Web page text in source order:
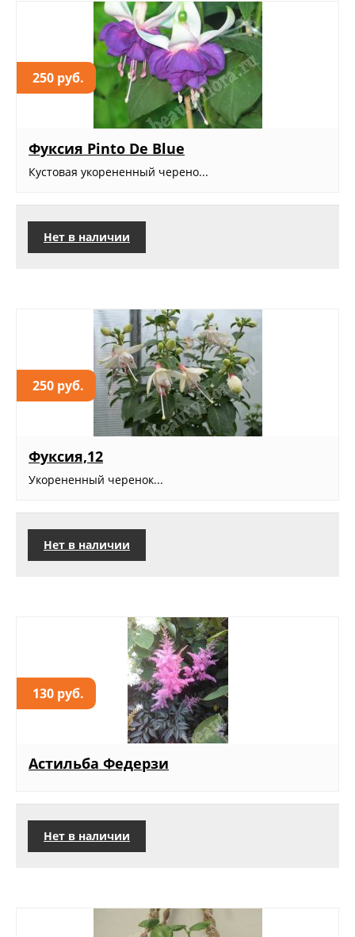
250 руб.
Фуксия Pinto De Blue
Кустовая укорененный черено...
Нет в наличии
250 руб.
Фуксия,12
Укорененный черенок...
Нет в наличии
130 руб.
Астильба Федерзи
Нет в наличии